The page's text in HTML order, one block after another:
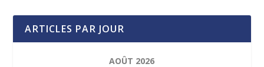
ARTICLES PAR JOUR
AOÛT 2026